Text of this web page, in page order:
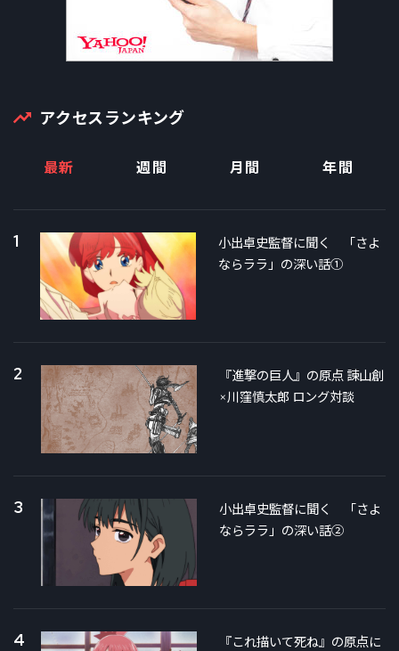
アクセスランキング
最新 週間 月間 年間
1
小出卓史監督に聞く 「さよ
ならララ」の深い話①
2
『進撃の巨人』の原点 諫山創
×川窪慎太郎 ロング対談
3
小出卓史監督に聞く 「さよ
ならララ」の深い話②
4
『これ描いて死ね』の原点に